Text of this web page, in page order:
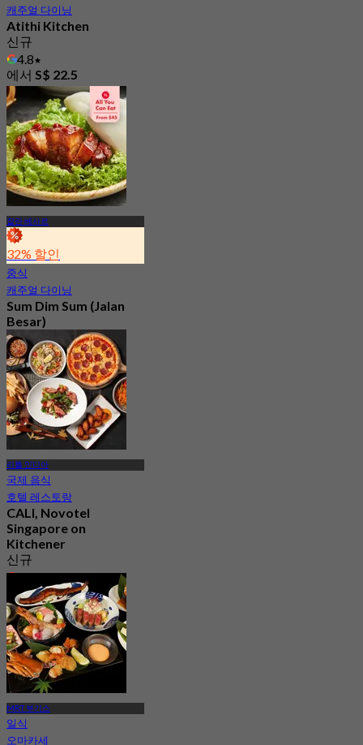
캐주얼 다이닝
Atithi Kitchen
신규
4.8
에서 S$ 22.5
잘란 베사르
32% 할인
중식
캐주얼 다이닝
Sum Dim Sum (Jalan
Besar)
신규
4.6
에서S$ 31
리틀 인디아
국제 음식
호텔 레스토랑
CALI, Novotel
Singapore on
Kitchener
신규
4.8
에서S$ 41.66
MRT 부기스
일식
오마카세